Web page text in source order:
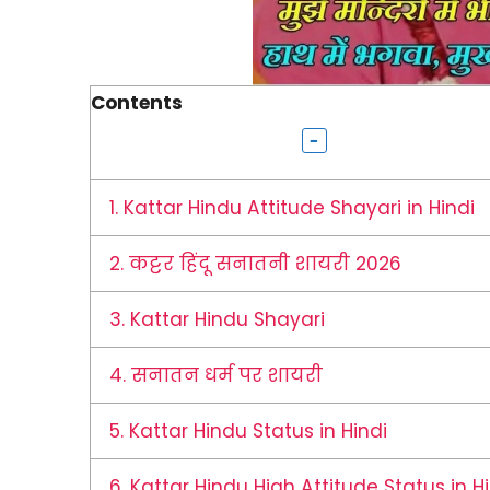
Contents
1. Kattar Hindu Attitude Shayari in Hindi
2. कट्टर हिंदू सनातनी शायरी 2026
3. Kattar Hindu Shayari
4. सनातन धर्म पर शायरी
5. Kattar Hindu Status in Hindi